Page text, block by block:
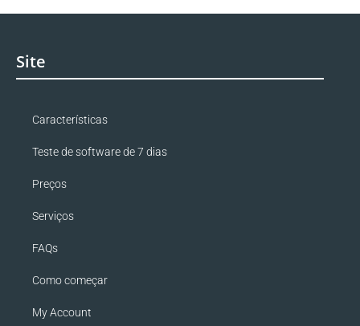
Site
Características
Teste de software de 7 dias
Preços
Serviços
FAQs
Como começar
My Account